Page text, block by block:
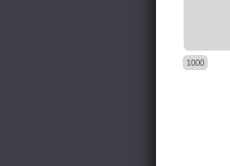
1000